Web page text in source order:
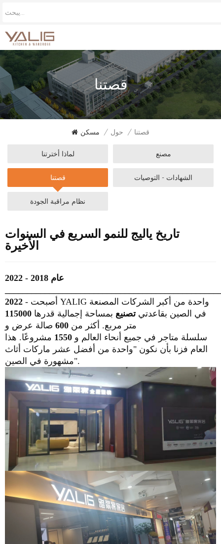
قصتنا
مسكن / حول / قصتنا
لماذا أخترتنا مصنع
قصتنا الشهادات - التوصيات
نظام مراقبة الجودة
تاريخ ياليج للنمو السريع في السنوات
الأخيرة
عام 2018 - 2022
2022 - أصبحت YALIG واحدة من أكبر الشركات المصنعة
في الصين بقاعدتيتصنيع بمساحة إجمالية قدرها 115000
متر مربع. أكثر من 600 صالة عرض و
سلسلة متاجر في جميع أنحاء العالم و 1550 مشروعًا. هذا
العام فزنا بأن نكون "واحدة من أفضل عشر ماركات أثاث
مشهورة في الصين".